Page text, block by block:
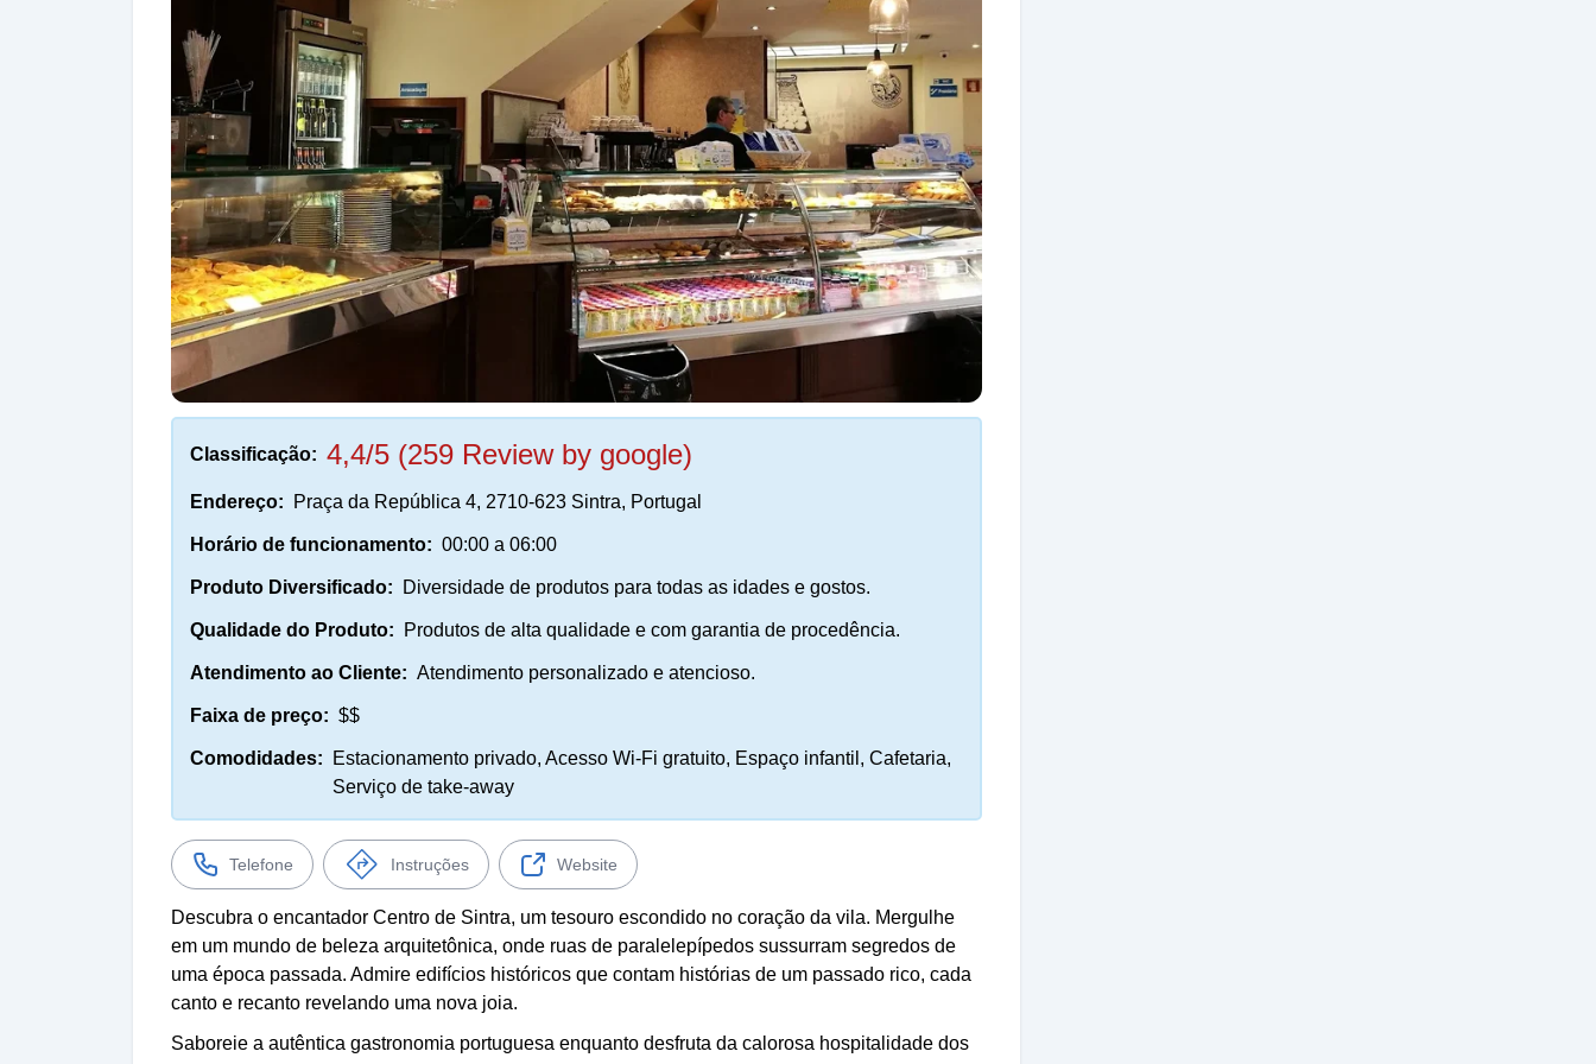
Classificação: 4,4/5 (259 Review by google)
Endereço: Praça da República 4, 2710-623 Sintra, Portugal
Horário de funcionamento: 00:00 a 06:00
Produto Diversificado: Diversidade de produtos para todas as idades e gostos.
Qualidade do Produto: Produtos de alta qualidade e com garantia de procedência.
Atendimento ao Cliente: Atendimento personalizado e atencioso.
Faixa de preço: $$
Comodidades:
Estacionamento privado, Acesso Wi-Fi gratuito, Espaço infantil, Cafetaria,
Serviço de take-away
Telefone Instruções Website
Descubra o encantador Centro de Sintra, um tesouro escondido no coração da vila. Mergulhe
em um mundo de beleza arquitetônica, onde ruas de paralelepípedos sussurram segredos de
uma época passada. Admire edifícios históricos que contam histórias de um passado rico, cada
canto e recanto revelando uma nova joia.
Saboreie a autêntica gastronomia portuguesa enquanto desfruta da calorosa hospitalidade dos